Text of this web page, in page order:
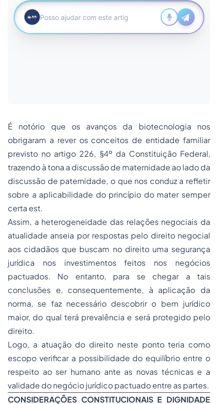
É notório que os avanços da biotecnologia nos
obrigaram a rever os conceitos de entidade familiar
previsto no artigo 226, §4º da Constituição Federal,
trazendo à tona a discussão de maternidade ao lado da
discussão de paternidade, o que nos conduz a refletir
sobre a aplicabilidade do princípio do mater semper
certa est.
Assim, a heterogeneidade das relações negociais da
atualidade anseia por respostas pelo direito negocial
aos cidadãos que buscam no direito uma segurança
jurídica nos investimentos feitos nos negócios
pactuados. No entanto, para se chegar a tais
conclusões e, consequentemente, à aplicação da
norma, se faz necessário descobrir o bem jurídico
maior, do qual terá prevalência e será protegido pelo
direito.
Logo, a atuação do direito neste ponto teria como
escopo verificar a possibilidade do equilíbrio entre o
respeito ao ser humano ante as novas técnicas e a
validade do negócio jurídico pactuado entre as partes.
CONSIDERAÇÕES CONSTITUCIONAIS E DIGNIDADE